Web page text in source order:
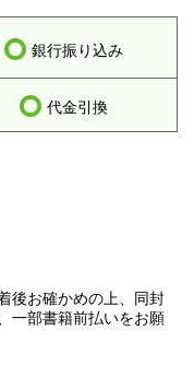
銀行振り込み
代金引換
後お確かめの上、同封
一部書籍前払いをお願